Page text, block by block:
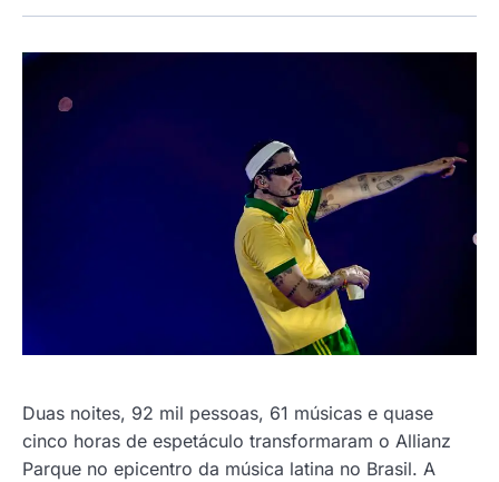
Duas noites, 92 mil pessoas, 61 músicas e quase
cinco horas de espetáculo transformaram o Allianz
Parque no epicentro da música latina no Brasil. A